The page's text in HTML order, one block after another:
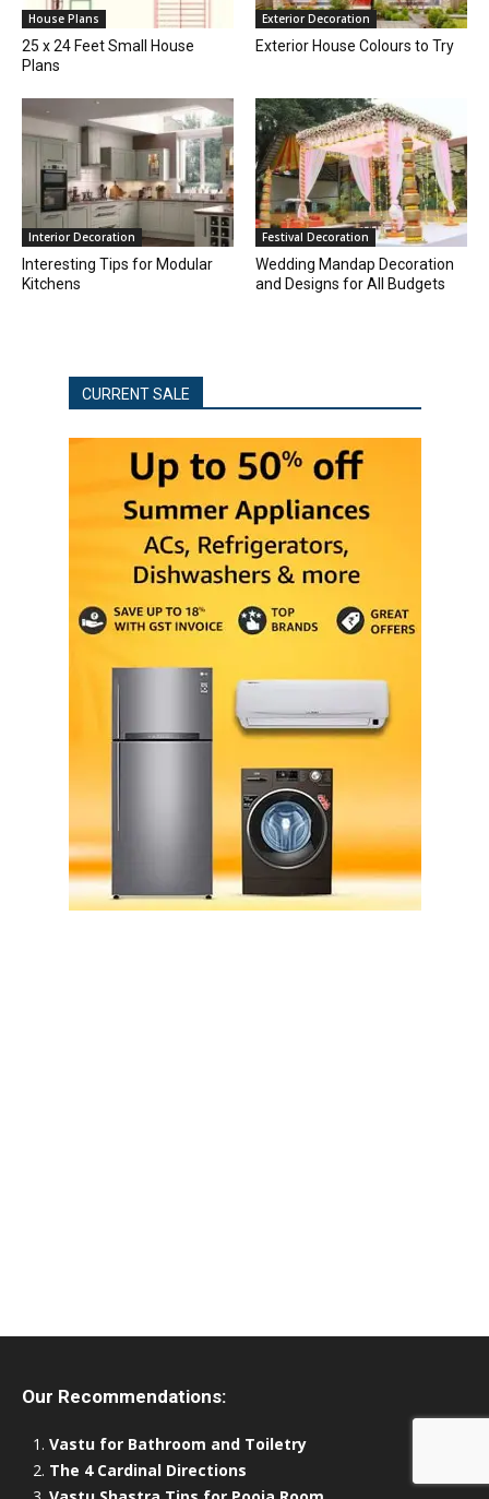
House Plans
25 x 24 Feet Small House
Plans
Exterior Decoration
Exterior House Colours to Try
Interior Decoration
Interesting Tips for Modular
Kitchens
Festival Decoration
Wedding Mandap Decoration
and Designs for All Budgets
CURRENT SALE
Our Recommendations:
Vastu for Bathroom and Toiletry
The 4 Cardinal Directions